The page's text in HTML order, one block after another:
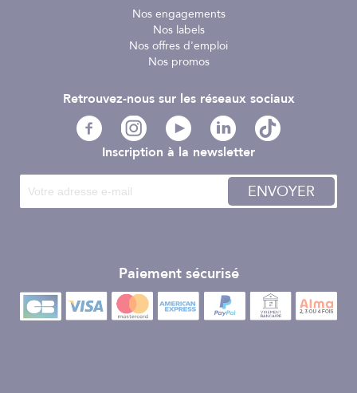
Nos engagements
Nos labels
Nos offres d'emploi
Nos promos
Inscription à la newsletter
ENVOYER
Paiement sécurisé
Retrouvez-nous sur les réseaux sociaux